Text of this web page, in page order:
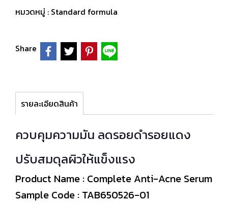
หมวดหมู่ : Standard formula
Share
รายละเอียดสินค้า
ควบคุมความมัน ลดรอยดำรอยแดง
ปรับสมดุลผิวให้แข็งแรง
Product Name : Complete Anti-Acne Serum
Sample Code : TAB650526-01